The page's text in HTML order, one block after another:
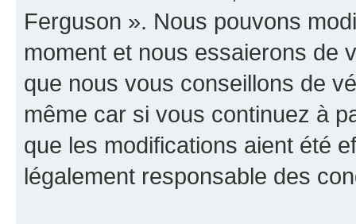
Ferguson ». Nous pouvons
moment et nous essaierons de
que nous vous conseillons de
même car si vous continuez à
que les modifications aient été
légalement responsable des